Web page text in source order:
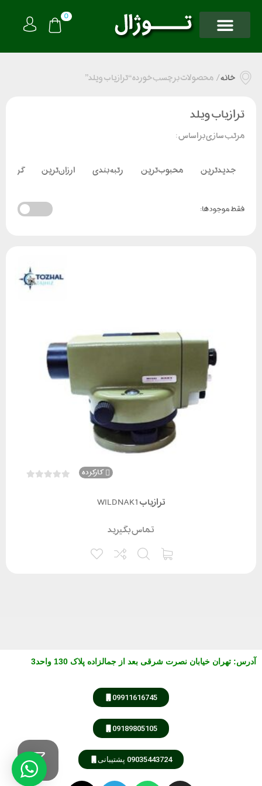
0
خانه/ محصولات برچسب خورده “ترازیاب ویلد”
ترازیاب ویلد
مرتب سازی بر اساس :
جدیدترین محبوب‌ترین رتبه بندی ارزان‌ترین
فقط موجود ها:
کارکرده
ترازیاب WILD NAK1
تماس بگیرید
آدرس: تهران خیابان نصرت شرقی بعد از جمالزاده پلاک 130 واحد3
09911616745
09189805105
09035443724 پشتیبانی